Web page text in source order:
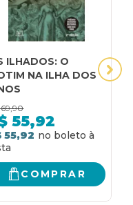
ILHADOS: O
NA ILHA DOS
69,90
55,92
55,92
COMPRAR